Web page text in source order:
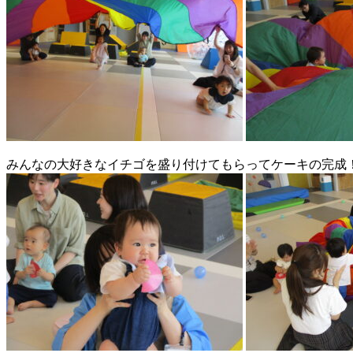
みんなの大好きなイチゴを盛り付けてもらってケーキの完成